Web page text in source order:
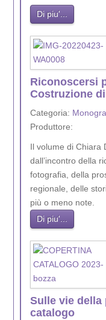
Di piu'...
Riconoscersi
Costruzione
Categoria:
Produttore:
Il volume di Chiara
dall’incontro della
fotografia, della
regionale, delle
più o meno note.
Di piu'...
Sulle vie della
catalogo